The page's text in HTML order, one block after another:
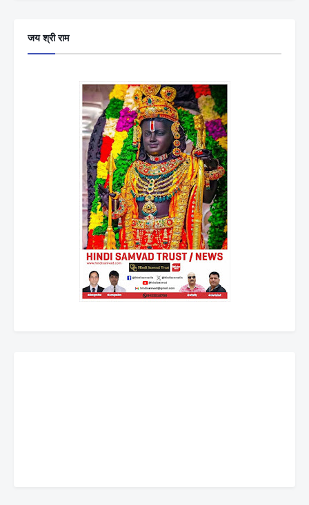
जय श्री राम